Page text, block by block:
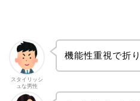
スタイリッシ
ュな男性
機能性重視で折